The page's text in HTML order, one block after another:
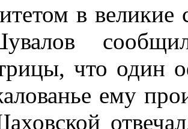
в
что один
ему